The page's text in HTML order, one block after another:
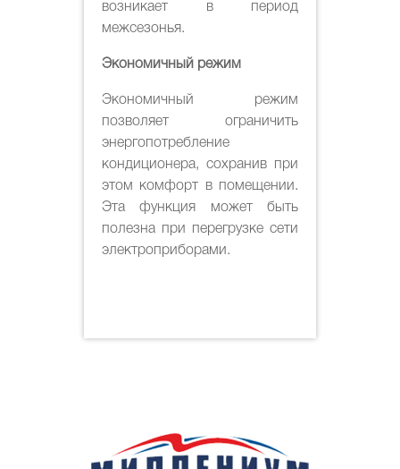
возникает в период
межсезонья.
Экономичный режим
Экономичный режим
позволяет ограничить
энергопотребление
кондиционера, сохранив при
этом комфорт в помещении.
Эта функция может быть
полезна при перегрузке сети
электроприборами.